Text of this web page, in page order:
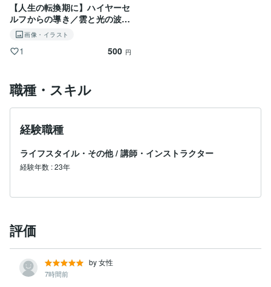
【人生の転換期に】ハイヤーセ
ルフからの導き／雲と光の波動
入り壁紙
画像・イラスト
1 500 円
職種・スキル
経験職種
ライフスタイル・その他 / 講師・インストラクター
経験年数 :23年
評価
by 女性
7時間前